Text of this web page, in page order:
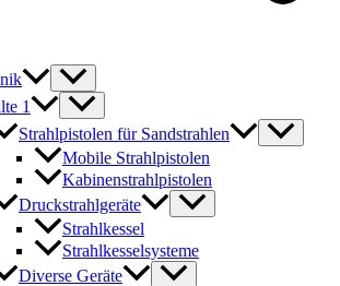
1
Strahlpistolen für Sandstrahlen
Mobile Strahlpistolen
Kabinenstrahlpistolen
Druckstrahlgeräte
Strahlkessel
Strahlkesselsysteme
Diverse Geräte